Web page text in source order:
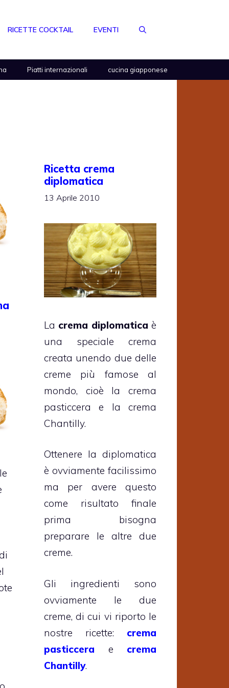
RICETTE COCKTAIL EVENTI
Piatti internazionali cucina giapponese
Ricetta crema
diplomatica
13 Aprile 2010
La crema diplomatica è
una speciale crema
creata unendo due delle
creme più famose al
mondo, cioè la crema
pasticcera e la crema
Chantilly.
Ottenere la diplomatica
è ovviamente facilissimo
ma per avere questo
come risultato finale
prima bisogna
preparare le altre due
creme.
Gli ingredienti sono
ovviamente le due
creme, di cui vi riporto le
nostre ricette: crema
pasticcera e crema
Chantilly.